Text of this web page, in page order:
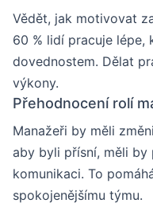
Vědět, jak motivovat
60 % lidí pracuje lépe,
dovednostem. Dělat
výkony.
Přehodnocení rolí
Manažeři by měli
aby byli přísní, měli
komunikaci. To
spokojenějšímu týmu.